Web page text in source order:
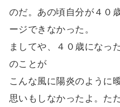
のだ。あの頃自分が４０
ージできなかった。
ましてや、４０歳になっ
のことが
こんな風に陽炎のように
思いもしなかったよ。た